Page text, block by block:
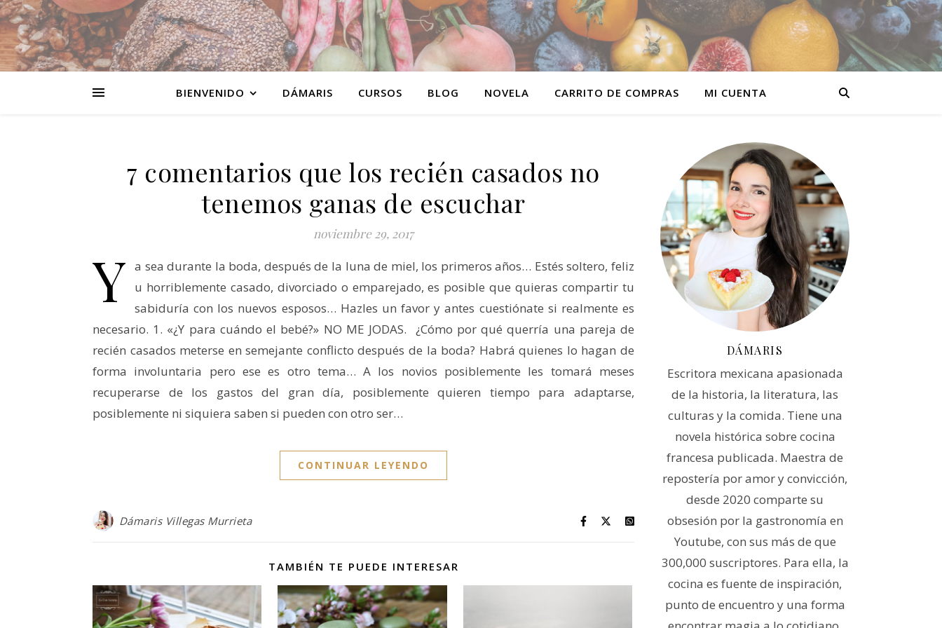
BIENVENIDO DÁMARIS CURSOS BLOG NOVELA CARRITO DE COMPRAS MI CUENTA
7 comentarios que los recién casados no
tenemos ganas de escuchar
noviembre 29, 2017
Y a sea durante la boda, después de la luna de miel, los primeros años… Estés soltero, feliz
u horriblemente casado, divorciado o emparejado, es posible que quieras compartir tu
sabiduría con los nuevos esposos… Hazles un favor y antes cuestiónate si realmente es
necesario. 1. «¿Y para cuándo el bebé?» NO ME JODAS. ¿Cómo por qué querría una pareja de
recién casados meterse en semejante conflicto después de la boda? Habrá quienes lo hagan de
forma involuntaria pero ese es otro tema… A los novios posiblemente les tomará meses
recuperarse de los gastos del gran día, posiblemente quieren tiempo para adaptarse,
posiblemente ni siquiera saben si pueden con otro ser…
CONTINUAR LEYENDO
Dámaris Villegas Murrieta
TAMBIÉN TE PUEDE INTERESAR
DÁMARIS
Escritora mexicana apasionada
de la historia, la literatura, las
culturas y la comida. Tiene una
novela histórica sobre cocina
francesa publicada. Maestra de
repostería por amor y convicción,
desde 2020 comparte su
obsesión por la gastronomía en
Youtube, con sus más de que
300,000 suscriptores. Para ella, la
cocina es fuente de inspiración,
punto de encuentro y una forma